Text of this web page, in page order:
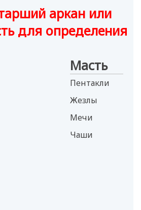
аркан или
для определения
Масть
Пентакли
Жезлы
Мечи
Чаши